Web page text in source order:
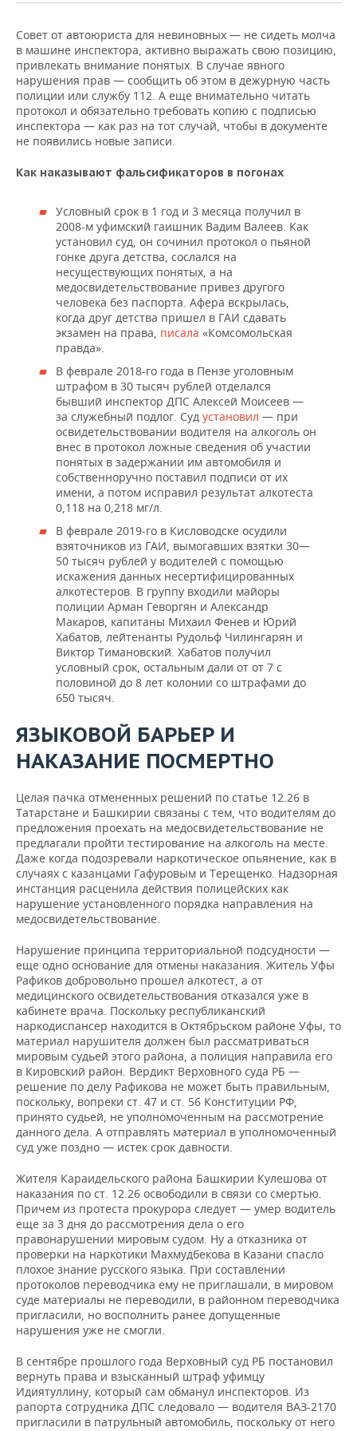
Совет от автоюриста для невиновных — не сидеть молча
в машине инспектора, активно выражать свою позицию,
привлекать внимание понятых. В случае явного
нарушения прав — сообщить об этом в дежурную часть
полиции или службу 112. А еще внимательно читать
протокол и обязательно требовать копию с подписью
инспектора — как раз на тот случай, чтобы в документе
не появились новые записи.
Как наказывают фальсификаторов в погонах
Условный срок в 1 год и 3 месяца получил в
2008-м уфимский гаишник Вадим Валеев. Как
установил суд, он сочинил протокол о пьяной
гонке друга детства, сослался на
несуществующих понятых, а на
медосвидетельствование привез другого
человека без паспорта. Афера вскрылась,
когда друг детства пришел в ГАИ сдавать
экзамен на права, писала «Комсомольская
правда».
В феврале 2018-го года в Пензе уголовным
штрафом в 30 тысяч рублей отделался
бывший инспектор ДПС Алексей Моисеев —
за служебный подлог. Суд установил — при
освидетельствовании водителя на алкоголь он
внес в протокол ложные сведения об участии
понятых в задержании им автомобиля и
собственноручно поставил подписи от их
имени, а потом исправил результат алкотеста
0,118 на 0,218 мг/л.
В феврале 2019-го в Кисловодске осудили
взяточников из ГАИ, вымогавших взятки 30—
50 тысяч рублей у водителей с помощью
искажения данных несертифицированных
алкотестеров. В группу входили майоры
полиции Арман Геворгян и Александр
Макаров, капитаны Михаил Фенев и Юрий
Хабатов, лейтенанты Рудольф Чилингарян и
Виктор Тимановский. Хабатов получил
условный срок, остальным дали от от 7 с
половиной до 8 лет колонии со штрафами до
650 тысяч.
ЯЗЫКОВОЙ БАРЬЕР И
НАКАЗАНИЕ ПОСМЕРТНО
Целая пачка отмененных решений по статье 12.26 в
Татарстане и Башкирии связаны с тем, что водителям до
предложения проехать на медосвидетельствование не
предлагали пройти тестирование на алкоголь на месте.
Даже когда подозревали наркотическое опьянение, как в
случаях с казанцами Гафуровым и Терещенко. Надзорная
инстанция расценила действия полицейских как
нарушение установленного порядка направления на
медосвидетельствование.
Нарушение принципа территориальной подсудности —
еще одно основание для отмены наказания. Житель Уфы
Рафиков добровольно прошел алкотест, а от
медицинского освидетельствования отказался уже в
кабинете врача. Поскольку республиканский
наркодиспансер находится в Октябрьском районе Уфы, то
материал нарушителя должен был рассматриваться
мировым судьей этого района, а полиция направила его
в Кировский район. Вердикт Верховного суда РБ —
решение по делу Рафикова не может быть правильным,
поскольку, вопреки ст. 47 и ст. 56 Конституции РФ,
принято судьей, не уполномоченным на рассмотрение
данного дела. А отправлять материал в уполномоченный
суд уже поздно — истек срок давности.
Жителя Караидельского района Башкирии Кулешова от
наказания по ст. 12.26 освободили в связи со смертью.
Причем из протеста прокурора следует — умер водитель
еще за 3 дня до рассмотрения дела о его
правонарушении мировым судом. Ну а отказника от
проверки на наркотики Махмудбекова в Казани спасло
плохое знание русского языка. При составлении
протоколов переводчика ему не приглашали, в мировом
суде материалы не переводили, в районном переводчика
пригласили, но восполнить ранее допущенные
нарушения уже не смогли.
В сентябре прошлого года Верховный суд РБ постановил
вернуть права и взысканный штраф уфимцу
Идиятуллину, который сам обманул инспекторов. Из
рапорта сотрудника ДПС следовало — водителя ВАЗ-2170
пригласили в патрульный автомобиль, поскольку от него